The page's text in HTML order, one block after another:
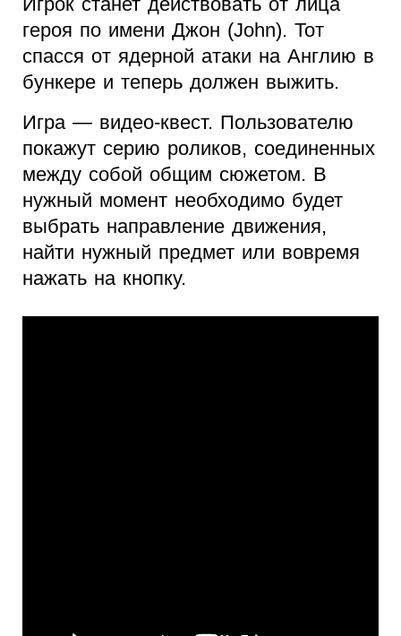
героя по имени Джон (John). Тот
спасся от ядерной атаки на Англию в
бункере и теперь должен выжить.
Игра — видео-квест. Пользователю
покажут серию роликов, соединенных
между собой общим сюжетом. В
нужный момент необходимо будет
выбрать направление движения,
найти нужный предмет или вовремя
нажать на кнопку.